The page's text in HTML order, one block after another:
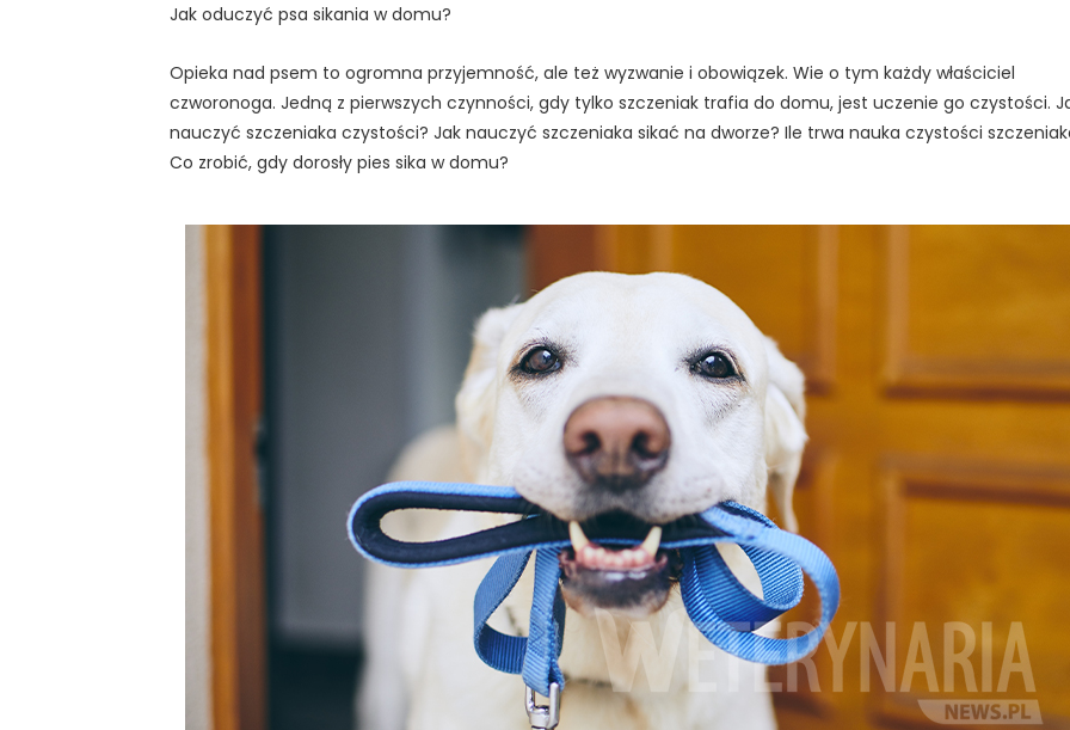
Jak oduczyć psa sikania w domu?
Opieka nad psem to ogromna przyjemność, ale też wyzwanie i obowiązek. Wie o tym każdy właściciel
czworonoga. Jedną z pierwszych czynności, gdy tylko szczeniak trafia do domu, jest uczenie go czystości.
nauczyć szczeniaka czystości? Jak nauczyć szczeniaka sikać na dworze? Ile trwa nauka czystości
Co zrobić, gdy dorosły pies sika w domu?